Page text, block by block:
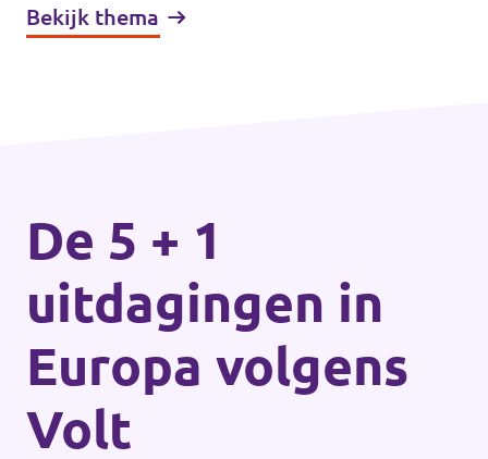
Bekijk thema
De 5 + 1
uitdagingen in
Europa volgens
Volt